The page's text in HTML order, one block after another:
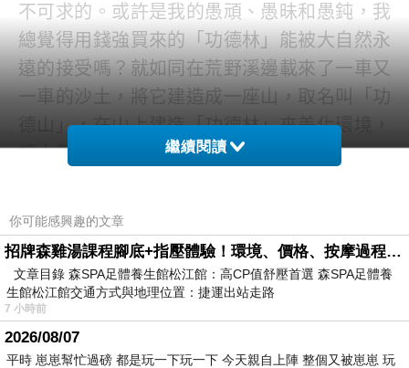
不可求的。或許是我的愚頑、愚昧和愚鈍，我
總覺得用錢強買來的「功德林」能被大自然永
遠的接受嗎？就如同在荒野溪邊載來了一車又
一車的沙土，將它建造成一座山，取名叫「功
德山」，在山上建造「功德林」來美化環境，
讓人們一起去愛護它、照顧它、讚美它……
沒有「山根」的存在。只要，下了一場豪大
雨，它就變成了土石流，而沙石就大批崩塌，
並且流進了村莊、田園……造成了很多「房
屋」的淹沒，田園所有農作物收成的流失，甚
至於很多生命的瞬間消滅了。
繼續閱讀
你可能感興趣的文章
招牌森雞湯課程腳底+指壓體驗！環境、價格、按摩過程全紀錄，森SPA足體養生館松江館最新價格表
文章目錄 森SPA足體養生館松江館：高CP值舒壓首選 森SPA足體養
生館松江館交通方式與地理位置：捷運出站走路
7 小時前
2026/08/07
平時 崽崽幫忙過磅 都是玩一下玩一下 今天親自上陣 整個又被崽崽 玩